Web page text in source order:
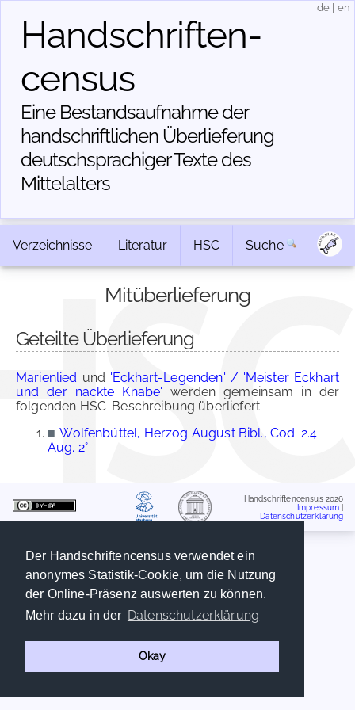
Der Handschriftencensus verwendet ein
anonymes Statistik-Cookie, um die Nutzung
der Online-Präsenz auswerten zu können.
Mehr dazu in der Datenschutzerklärung
Okay
Handschriften­
census
Eine Bestandsaufnahme der
handschriftlichen Über­lieferung
deutschsprachiger Texte des
Mittelalters
de en
Verzeichnisse Literatur HSC Suche
Mitüberlieferung
Geteilte Überlieferung
Marienlied und 'Eckhart-Legenden' / 'Meister Eckhart
und der nackte Knabe' werden gemeinsam in der
folgenden HSC-Beschreibung überliefert:
■ Wolfenbüttel, Herzog August Bibl., Cod. 2.4
Aug. 2°
Handschriftencensus 2026
Impressum
Datenschutzerklärung